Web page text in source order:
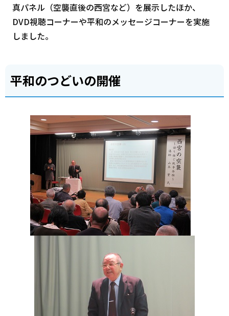
真パネル（空襲直後の西宮など）を展示したほか、
DVD視聴コーナーや平和のメッセージコーナーを実施
しました。
平和のつどいの開催